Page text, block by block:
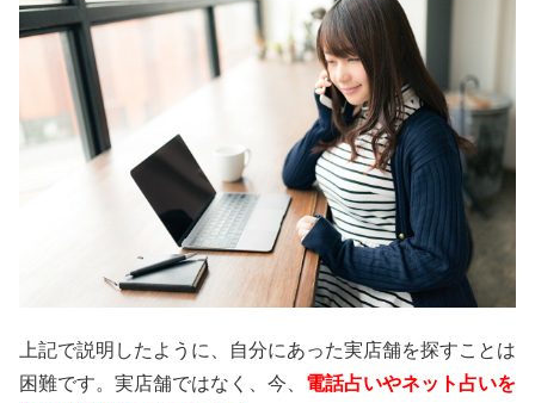
上記で説明したように、自分にあった実店舗を探すことは
困難です。実店舗ではなく、今、 電話占いやネット占いを